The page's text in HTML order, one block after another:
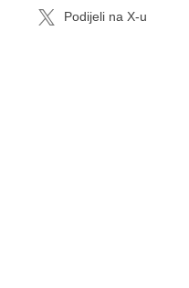
Podijeli na X-u